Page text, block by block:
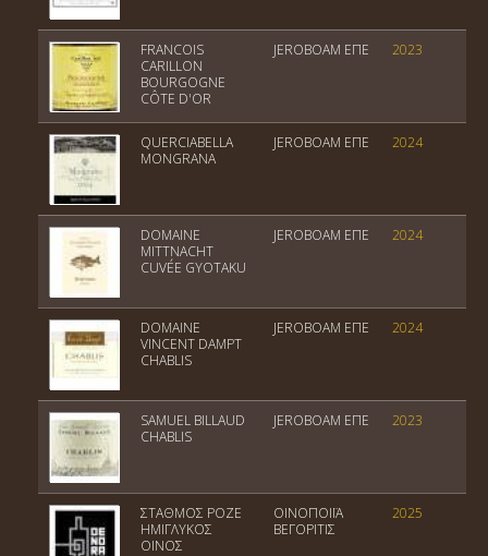
FRANCOIS
CARILLON
BOURGOGNE
CÔTE D'OR
JEROBOAM EΠΕ 2023
QUERCIABELLA
MONGRANA
JEROBOAM EΠΕ 2024
DOMAINE
MITTNACHT
CUVÉE GYOTAKU
JEROBOAM EΠΕ 2024
DOMAINE
VINCENT DAMPT
CHABLIS
JEROBOAM EΠΕ 2024
SAMUEL BILLAUD
CHABLIS
JEROBOAM EΠΕ 2023
ΣΤΑΘΜΟΣ ΡΟΖΕ
ΗΜΙΓΛΥΚΟΣ
ΟΙΝΟΣ
ΟΙΝΟΠΟΙΪΑ
ΒΕΓΟΡΙΤΙΣ
2025